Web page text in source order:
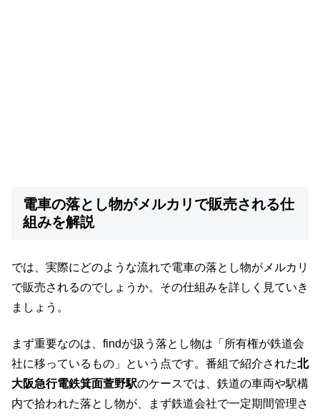
電車の落とし物がメルカリで販売される仕
組みを解説
では、実際にどのような流れで電車の落とし物がメルカリ
で販売されるのでしょうか。その仕組みを詳しく見ていき
ましょう。
まず重要なのは、findが扱う落とし物は「所有権が鉄道会
社に移っているもの」という点です。番組で紹介された北
大阪急行電鉄箕面萱野駅のケースでは、鉄道の車両や駅構
内で拾われた落とし物が、まず鉄道会社で一定期間管理さ